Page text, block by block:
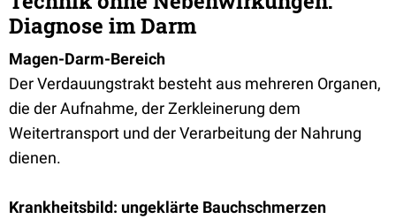
Diagnose im Darm
Magen-Darm-Bereich
Der Verdauungstrakt besteht aus mehreren Organen,
die der Aufnahme, der Zerkleinerung dem
Weitertransport und der Verarbeitung der Nahrung
dienen.
Krankheitsbild: ungeklärte Bauchschmerzen